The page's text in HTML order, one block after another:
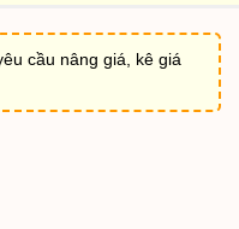
cầu nâng giá, kê giá